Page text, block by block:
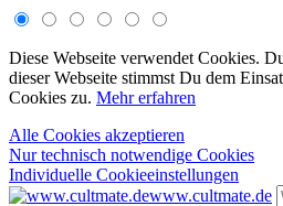
Diese Webseite verwendet Cookies.
dieser Webseite stimmst Du dem
Cookies zu. Mehr erfahren
Alle Cookies akzeptieren
Nur technisch notwendige Cookies
Individuelle Cookieeinstellungen
www.cultmate.de